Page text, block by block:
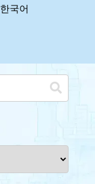
한국어